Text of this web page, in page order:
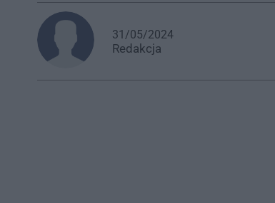
31/05/2024
Redakcja